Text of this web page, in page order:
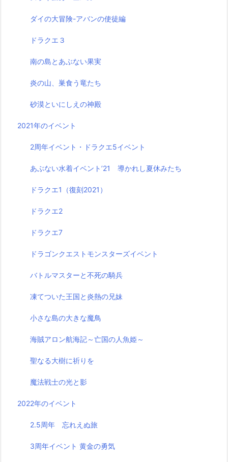
ダイの大冒険-アバンの使徒編
ドラクエ３
南の島とあぶない果実
炎の山、巣食う竜たち
砂漠といにしえの神殿
2021年のイベント
2周年イベント・ドラクエ5イベント
あぶない水着イベント’21 導かれし夏休みたち
ドラクエ1（復刻2021）
ドラクエ2
ドラクエ7
ドラゴンクエストモンスターズイベント
バトルマスターと不死の騎兵
凍てついた王国と炎熱の兄妹
小さな島の大きな魔鳥
海賊アロン航海記～亡国の人魚姫～
聖なる大樹に祈りを
魔法戦士の光と影
2022年のイベント
2.5周年 忘れえぬ旅
3周年イベント 黄金の勇気